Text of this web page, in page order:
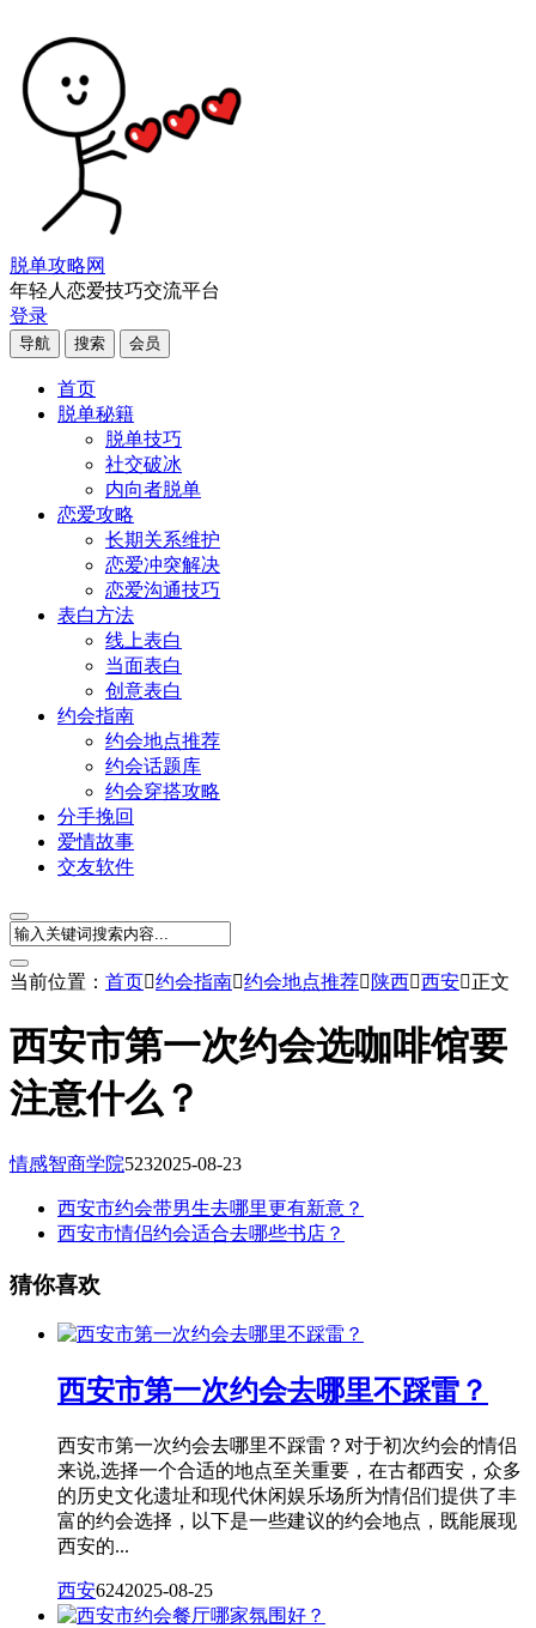
脱单攻略网
年轻人恋爱技巧交流平台
登录
导航 搜索 会员
首页
脱单秘籍
脱单技巧
社交破冰
内向者脱单
恋爱攻略
长期关系维护
恋爱冲突解决
恋爱沟通技巧
表白方法
线上表白
当面表白
创意表白
约会指南
约会地点推荐
约会话题库
约会穿搭攻略
分手挽回
爱情故事
交友软件
当前位置： 首页约会指南约会地点推荐 陕西西安正文
西安市第一次约会选咖啡馆要
注意什么？
情感智商学院5232025-08-23
西安市约会带男生去哪里更有新意？
西安市情侣约会适合去哪些书店？
猜你喜欢
西安市第一次约会去哪里不踩雷？
西安市第一次约会去哪里不踩雷？对于初次约会的情侣
来说,选择一个合适的地点至关重要，在古都西安，众多
的历史文化遗址和现代休闲娱乐场所为情侣们提供了丰
富的约会选择，以下是一些建议的约会地点，既能展现
西安的...
西安6242025-08-25